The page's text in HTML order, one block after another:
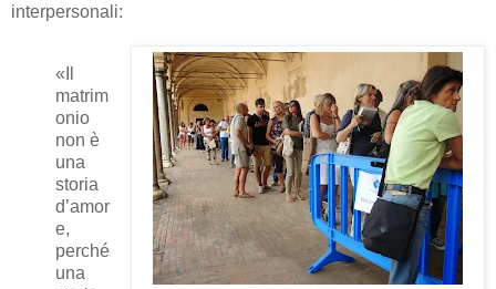
interpersonali:
«Il
matrim
onio
non è
una
storia
d’amor
e,
perché
una